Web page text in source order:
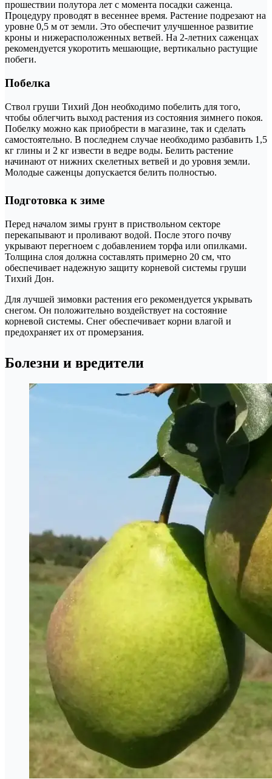
прошествии полутора лет с момента посадки саженца.
Процедуру проводят в весеннее время. Растение подрезают на
уровне 0,5 м от земли. Это обеспечит улучшенное развитие
кроны и нижерасположенных ветвей. На 2-летних саженцах
рекомендуется укоротить мешающие, вертикально растущие
побеги.
Побелка
Ствол груши Тихий Дон необходимо побелить для того,
чтобы облегчить выход растения из состояния зимнего покоя.
Побелку можно как приобрести в магазине, так и сделать
самостоятельно. В последнем случае необходимо разбавить 1,5
кг глины и 2 кг извести в ведре воды. Белить растение
начинают от нижних скелетных ветвей и до уровня земли.
Молодые саженцы допускается белить полностью.
Подготовка к зиме
Перед началом зимы грунт в приствольном секторе
перекапывают и проливают водой. После этого почву
укрывают перегноем с добавлением торфа или опилками.
Толщина слоя должна составлять примерно 20 см, что
обеспечивает надежную защиту корневой системы груши
Тихий Дон.
Для лучшей зимовки растения его рекомендуется укрывать
снегом. Он положительно воздействует на состояние
корневой системы. Снег обеспечивает корни влагой и
предохраняет их от промерзания.
Болезни и вредители